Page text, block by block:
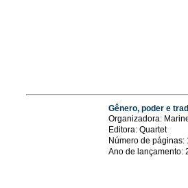
Gênero, poder e
Organizadora:
Editora: Quartet
Número de páginas:
Ano de lançamento: